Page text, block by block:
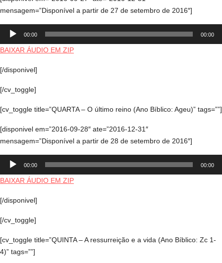
mensagem=”Disponível a partir de 27 de setembro de 2016″]
Tocador
áudio
00:00 00:00
BAIXAR ÁUDIO EM ZIP
[/disponivel]
[/cv_toggle]
[cv_toggle title=”QUARTA – O último reino (Ano Bíblico: Ageu)” tags=””]
[disponivel em=”2016-09-28″ ate=”2016-12-31″
mensagem=”Disponível a partir de 28 de setembro de 2016″]
Tocador
áudio
00:00 00:00
BAIXAR ÁUDIO EM ZIP
[/disponivel]
[/cv_toggle]
[cv_toggle title=”QUINTA – A ressurreição e a vida (Ano Bíblico: Zc 1-
4)” tags=””]